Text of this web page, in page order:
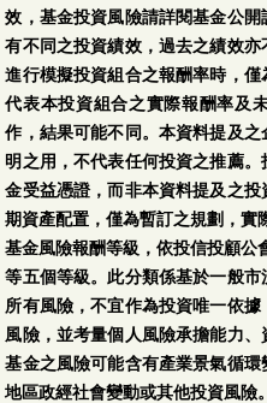
第一金全球Fitness健
康瘦身基金-美元
08/05
第一金量化日本證券
投資信託基金-日圓
08/05
第一金量化日本證券
投資信託基金-新台幣
第一金全球不動產證
券化基金-A
(本基金之配息來源可
能為本金或收益平準
金)
08/05
效，基金投資風險請詳閱基金公
有不同之投資績效，過去之績效
進行模擬投資組合之報酬率時，
代表本投資組合之實際報酬率及
作，結果可能不同。本資料提及
明之用，不代表任何投資之推薦
金受益憑證，而非本資料提及之
期資產配置，僅為暫訂之規劃，實
基金風險報酬等級，依投信投顧公
等五個等級。此分類係基於一般
所有風險，不宜作為投資唯一依
風險，並考量個人風險承擔能力、
基金之風險可能含有產業景氣循
地區政經社會變動或其他投資風險。